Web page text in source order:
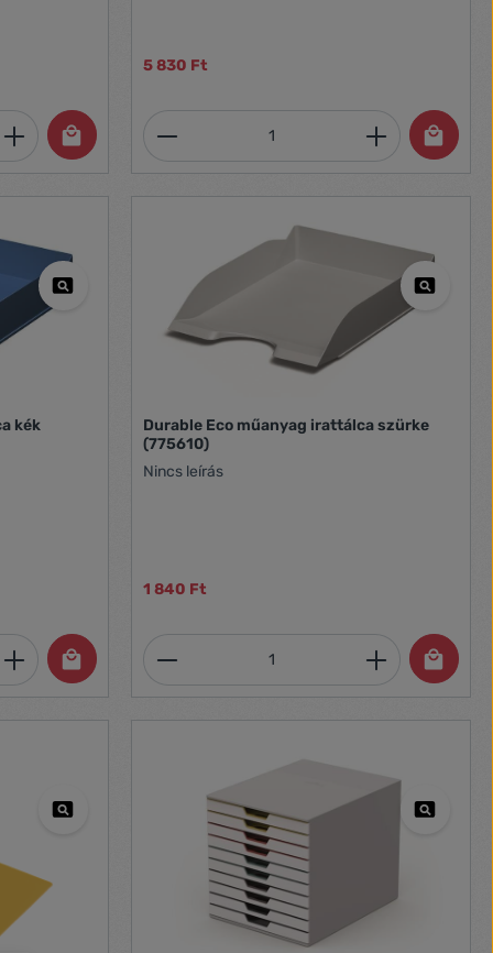
vagy használja a gombokat a
Adja meg a kívánt mennyiséget, vagy
5 830 Ft
Termékmennyiség: Adja
vagy használja a gombokat a
kék
Adja meg a kívánt mennyiséget, vagy
Durable Eco műanyag irattálca szürke
(775610)
Nincs leírás
1 840 Ft
Termékmennyiség: Adja